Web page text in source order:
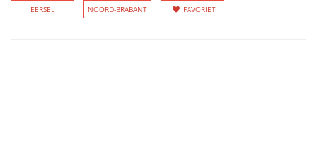
EERSEL NOORD-BRABANT FAVORIET